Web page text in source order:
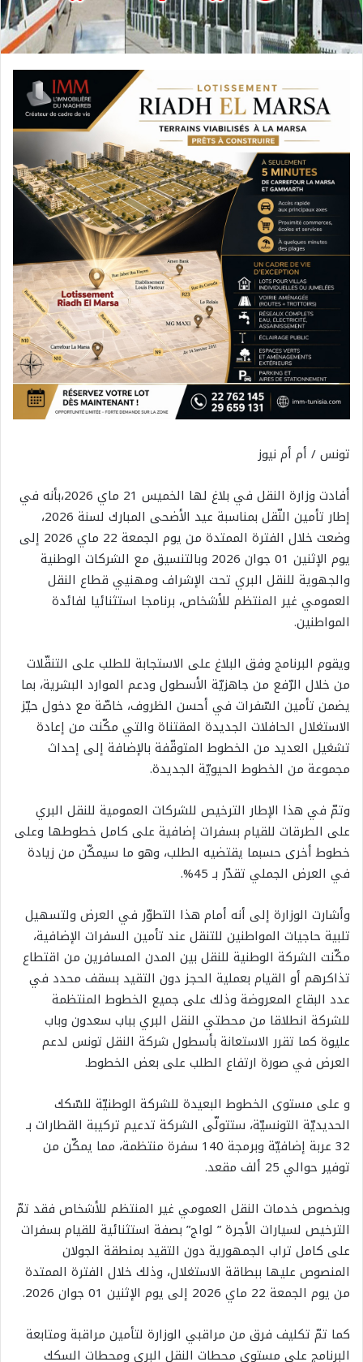
تونس / أم أم نيوز
أفادت وزارة النقل في بلاغ لها الخميس 21 ماي 2026،بأنه في
إطار تأمين النّقل بمناسبة عيد الأضحى المبارك لسنة 2026،
وضعت خلال الفترة الممتدة من يوم الجمعة 22 ماي 2026 إلى
يوم الإثنين 01 جوان 2026 وبالتنسيق مع الشركات الوطنية
والجهوية للنقل البري تحت الإشراف ومهنيي قطاع النقل
العمومي غير المنتظم للأشخاص، برنامجا استثنائيا لفائدة
المواطنين.
ويقوم البرنامج وفق البلاغ على الاستجابة للطلب على التنقّلات
من خلال الرّفع من جاهزيّة الأسطول ودعم الموارد البشرية، بما
يضمن تأمين السّفرات في أحسن الظروف، خاصّة مع دخول حيّز
الاستغلال الحافلات الجديدة المقتناة والتي مكّنت من إعادة
تشغيل العديد من الخطوط المتوقّفة بالإضافة إلى إحداث
مجموعة من الخطوط الحيويّة الجديدة.
وتمّ في هذا الإطار الترخيص للشركات العمومية للنقل البري
على الطرقات للقيام بسفرات إضافية على كامل خطوطها وعلى
خطوط أخرى حسبما يقتضيه الطلب، وهو ما سيمكّن من زيادة
في العرض الجملي تقدّر بـ 45%.
وأشارت الوزارة إلى أنه أمام هذا التطوّر في العرض ولتسهيل
تلبية حاجيات المواطنين للتنقل عند تأمين السفرات الإضافية،
مكّنت الشركة الوطنية للنقل بين المدن المسافرين من اقتطاع
تذاكرهم أو القيام بعملية الحجز دون التقيد بسقف محدد في
عدد البقاع المعروضة وذلك على جميع الخطوط المنتظمة
للشركة انطلاقا من محطتي النقل البري بباب سعدون وباب
عليوة كما تقرر الاستعانة بأسطول شركة النقل تونس لدعم
العرض في صورة ارتفاع الطلب على بعض الخطوط.
و على مستوى الخطوط البعيدة للشركة الوطنيّة للسّكك
الحديديّة التونسيّة، ستتولّى الشركة تدعيم تركيبة القطارات بـ
32 عربة إضافيّة وبرمجة 140 سفرة منتظمة، مما يمكّن من
توفير حوالي 25 ألف مقعد.
وبخصوص خدمات النقل العمومي غير المنتظم للأشخاص فقد تمّ
الترخيص لسيارات الأجرة ” لواج” بصفة استثنائية للقيام بسفرات
على كامل تراب الجمهورية دون التقيد بمنطقة الجولان
المنصوص عليها ببطاقة الاستغلال، وذلك خلال الفترة الممتدة
من يوم الجمعة 22 ماي 2026 إلى يوم الإثنين 01 جوان 2026.
كما تمّ تكليف فرق من مراقبي الوزارة لتأمين مراقبة ومتابعة
البرنامج على مستوى محطات النقل البري ومحطات السكك